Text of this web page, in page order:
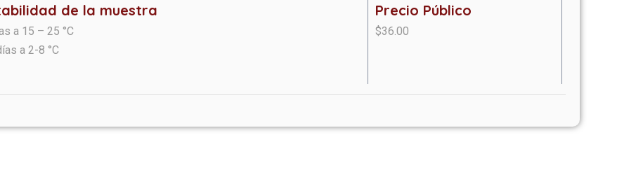
de la muestra
a 15 – 25 °C
a 2-8 °C
Precio Público
$36.00